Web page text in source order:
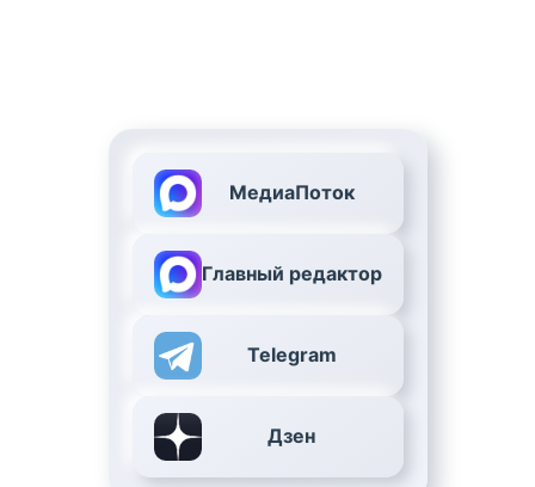
МедиаПоток
Главный редактор
Telegram
Дзен